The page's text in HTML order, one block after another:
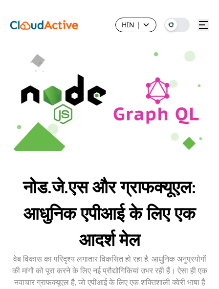
HIN |
नोड.जे.एस और ग्राफक्यूएल:
आधुनिक एपीआई के लिए एक
आदर्श मेल
वेब विकास का परिदृश्य लगातार विकसित हो रहा है, आधुनिक अनुप्रयोगों
की मांगों को पूरा करने के लिए नई प्रौद्योगिकियां उभर रही हैं। ऐसा ही एक
नवाचार ग्राफक्यूएल है, जो एपीआई के लिए एक शक्तिशाली क्वेरी भाषा है